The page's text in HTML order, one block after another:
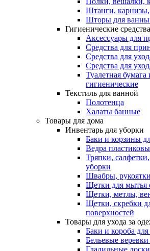
Штанги, карнизы,
Шторы для
Гигиенические
Аксессуары для
Средства для
Средства для
Средства для
Туалетная бумага
гигиенические
Текстиль для ванной
Полотенца
Халаты банные
Товары для дома
Инвентарь для уборки
Баки и корзины
Ведра
Тряпки,
уборки
Швабры,
Щетки для мытья
Щетки, метлы,
Щетки, скребки
поверхностей
Товары для ухода за
Баки и короба для
Бельевые
Гладильные доски